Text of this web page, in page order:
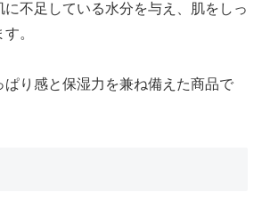
に不足している水分を与え、肌をしっ
。
ぱり感と保湿力を兼ね備えた商品で